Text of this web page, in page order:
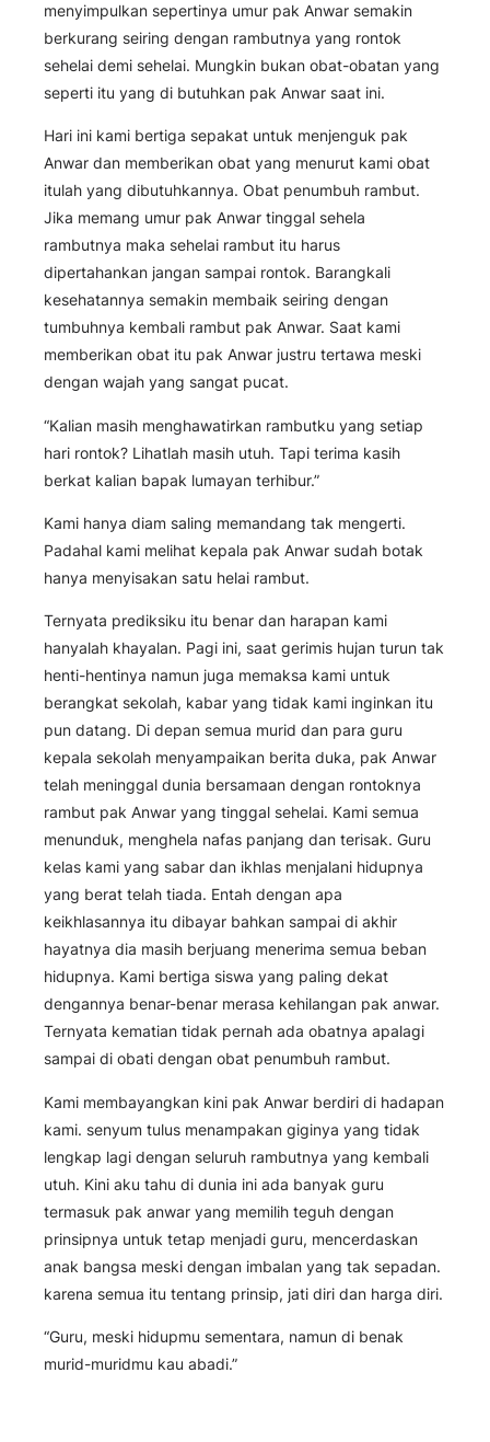
menyimpulkan sepertinya umur pak Anwar semakin
berkurang seiring dengan rambutnya yang rontok
sehelai demi sehelai. Mungkin bukan obat-obatan yang
seperti itu yang di butuhkan pak Anwar saat ini.
Hari ini kami bertiga sepakat untuk menjenguk pak
Anwar dan memberikan obat yang menurut kami obat
itulah yang dibutuhkannya. Obat penumbuh rambut.
Jika memang umur pak Anwar tinggal sehela
rambutnya maka sehelai rambut itu harus
dipertahankan jangan sampai rontok. Barangkali
kesehatannya semakin membaik seiring dengan
tumbuhnya kembali rambut pak Anwar. Saat kami
memberikan obat itu pak Anwar justru tertawa meski
dengan wajah yang sangat pucat.
“Kalian masih menghawatirkan rambutku yang setiap
hari rontok? Lihatlah masih utuh. Tapi terima kasih
berkat kalian bapak lumayan terhibur.”
Kami hanya diam saling memandang tak mengerti.
Padahal kami melihat kepala pak Anwar sudah botak
hanya menyisakan satu helai rambut.
Ternyata prediksiku itu benar dan harapan kami
hanyalah khayalan. Pagi ini, saat gerimis hujan turun tak
henti-hentinya namun juga memaksa kami untuk
berangkat sekolah, kabar yang tidak kami inginkan itu
pun datang. Di depan semua murid dan para guru
kepala sekolah menyampaikan berita duka, pak Anwar
telah meninggal dunia bersamaan dengan rontoknya
rambut pak Anwar yang tinggal sehelai. Kami semua
menunduk, menghela nafas panjang dan terisak. Guru
kelas kami yang sabar dan ikhlas menjalani hidupnya
yang berat telah tiada. Entah dengan apa
keikhlasannya itu dibayar bahkan sampai di akhir
hayatnya dia masih berjuang menerima semua beban
hidupnya. Kami bertiga siswa yang paling dekat
dengannya benar-benar merasa kehilangan pak anwar.
Ternyata kematian tidak pernah ada obatnya apalagi
sampai di obati dengan obat penumbuh rambut.
Kami membayangkan kini pak Anwar berdiri di hadapan
kami. senyum tulus menampakan giginya yang tidak
lengkap lagi dengan seluruh rambutnya yang kembali
utuh. Kini aku tahu di dunia ini ada banyak guru
termasuk pak anwar yang memilih teguh dengan
prinsipnya untuk tetap menjadi guru, mencerdaskan
anak bangsa meski dengan imbalan yang tak sepadan.
karena semua itu tentang prinsip, jati diri dan harga diri.
“Guru, meski hidupmu sementara, namun di benak
murid-muridmu kau abadi.”